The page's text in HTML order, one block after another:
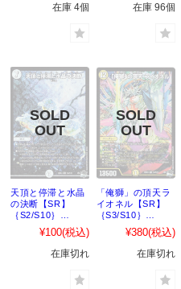
在庫 4個 在庫 96個
天頂と停滞と水晶
の決断【SR】
｛S2/S10｝
［23EX3］
¥100(税込)
在庫切れ
「俺獅」の頂天ラ
イオネル【SR】
｛S3/S10｝
［23EX3］
¥380(税込)
在庫切れ